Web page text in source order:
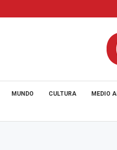
MUNDO CULTURA MEDIO